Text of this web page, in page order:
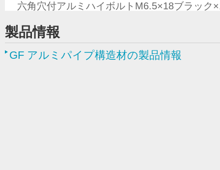
六角穴付アルミハイボルトM6.5×18ブラック
六角穴付アルミハイボルトM6.5×14ブラック
2024年7月発売
製品情報
GF アルミパイプ構造材の製品情報